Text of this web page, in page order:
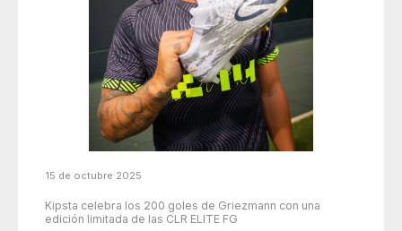
15 de octubre 2025
Kipsta celebra los 200 goles de Griezmann con una
edición limitada de las CLR ELITE FG